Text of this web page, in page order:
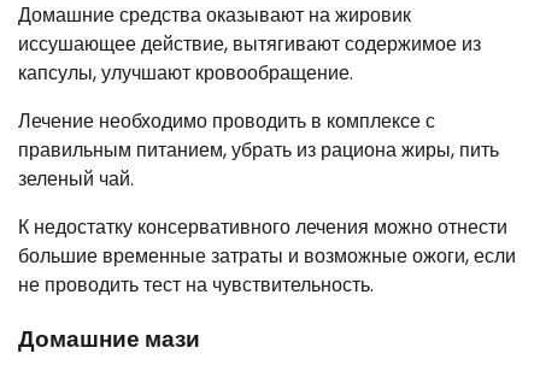
Домашние средства оказывают на жировик
иссушающее действие, вытягивают содержимое из
капсулы, улучшают кровообращение.
Лечение необходимо проводить в комплексе с
правильным питанием, убрать из рациона жиры, пить
зеленый чай.
К недостатку консервативного лечения можно отнести
большие временные затраты и возможные ожоги, если
не проводить тест на чувствительность.
Домашние мази